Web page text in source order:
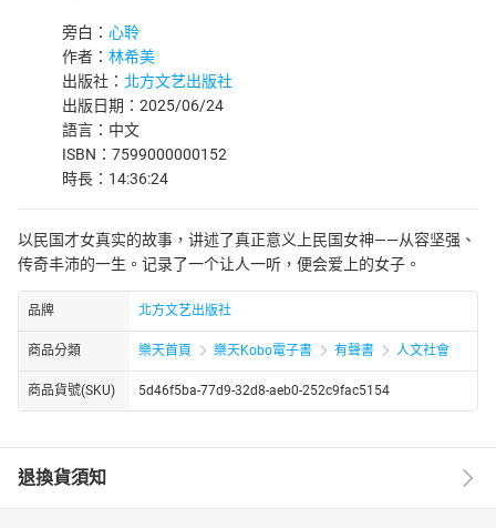
旁白： 心聆
作者： 林希美
出版社： 北方文艺出版社
出版日期：2025/06/24
語言：中文
ISBN：7599000000152
時長：14:36:24
以民国才女真实的故事，讲述了真正意义上民国女神——从容坚强、
传奇丰沛的一生。记录了一个让人一听，便会爱上的女子。
品牌 北方文艺出版社
商品分類 樂天首頁 樂天Kobo電子書 有聲書 人文社會
商品貨號(SKU) 5d46f5ba-77d9-32d8-aeb0-252c9fac5154
退換貨須知